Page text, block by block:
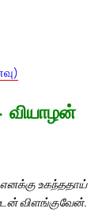
வியாழன்
உகந்ததாய்
விளங்குவேன்.